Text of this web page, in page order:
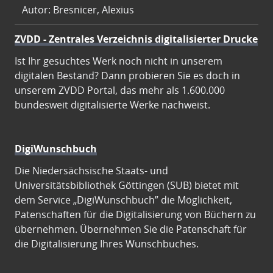
Autor: Bresnicer, Alexius
ZVDD - Zentrales Verzeichnis digitalisierter Drucke
Ist Ihr gesuchtes Werk noch nicht in unserem
digitalen Bestand? Dann probieren Sie es doch in
unserem ZVDD Portal, das mehr als 1.600.000
bundesweit digitalisierte Werke nachweist.
DigiWunschbuch
Die Niedersächsische Staats- und
Universitätsbibliothek Göttingen (SUB) bietet mit
dem Service „DigiWunschbuch” die Möglichkeit,
Patenschaften für die Digitalisierung von Büchern zu
übernehmen. Übernehmen Sie die Patenschaft für
die Digitalisierung Ihres Wunschbuches.